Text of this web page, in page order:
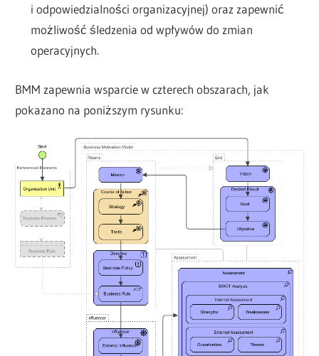
i odpowiedzialności organizacyjnej) oraz zapewnić
możliwość śledzenia od wpływów do zmian
operacyjnych.
BMM zapewnia wsparcie w czterech obszarach, jak
pokazano na poniższym rysunku: